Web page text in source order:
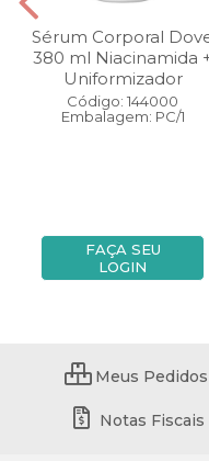
Sérum Corporal
380 ml Niacinamida
Uniformizador
Código: 144000
Embalagem: PC/1
FAÇA SEU
LOGIN
Meus Pedidos
Notas Fiscais